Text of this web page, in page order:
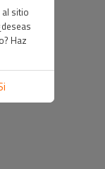
al sitio
Haz